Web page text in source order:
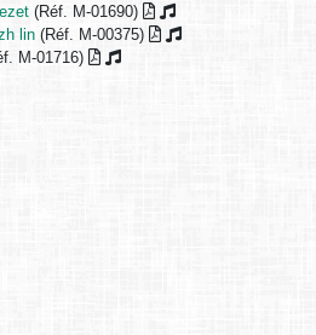
(Réf. M-01690)
lin (Réf. M-00375)
M-01716)